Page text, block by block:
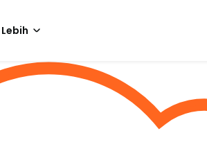
Lebih